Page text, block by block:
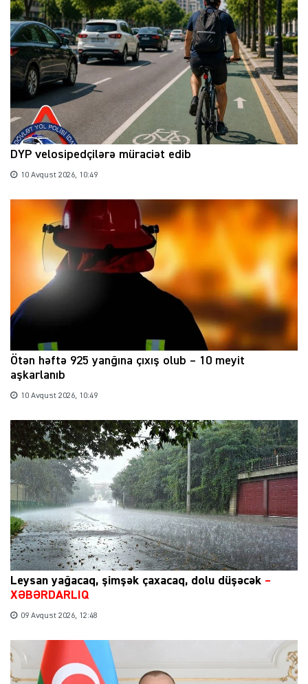
DYP velosipedçilərə müraciət edib
10 Avqust 2026, 10:49
Ötən həftə 925 yanğına çıxış olub – 10 meyit
aşkarlanıb
10 Avqust 2026, 10:49
Leysan yağacaq, şimşək çaxacaq, dolu düşəcək –
XƏBƏRDARLIQ
09 Avqust 2026, 12:48